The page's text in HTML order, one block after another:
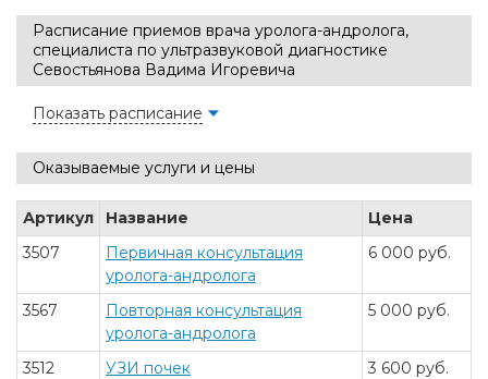
Расписание приемов врача уролога-андролога,
специалиста по ультразвуковой диагностике
Севостьянова Вадима Игоревича
Показать расписание
Оказываемые услуги и цены
Артикул Название
Цена
3507
Первичная консультация
уролога-андролога
6 000 руб.
3567
Повторная консультация
уролога-андролога
5 000 руб.
3512 УЗИ почек
3 600 руб.